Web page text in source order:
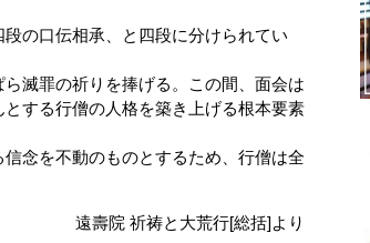
の口伝相承、と四段に分けられてい
滅罪の祈りを捧げる。この間、面会は
する行僧の人格を築き上げる根本要素
念を不動のものとするため、行僧は全
遠壽院 祈祷と大荒行[総括]より